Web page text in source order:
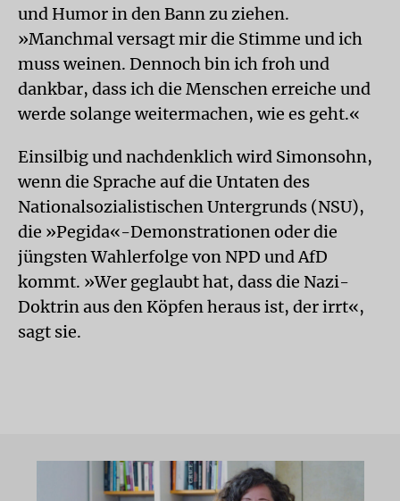
und Humor in den Bann zu ziehen.
»Manchmal versagt mir die Stimme und ich
muss weinen. Dennoch bin ich froh und
dankbar, dass ich die Menschen erreiche und
werde solange weitermachen, wie es geht.«
Einsilbig und nachdenklich wird Simonsohn,
wenn die Sprache auf die Untaten des
Nationalsozialistischen Untergrunds (NSU),
die »Pegida«-Demonstrationen oder die
jüngsten Wahlerfolge von NPD und AfD
kommt. »Wer geglaubt hat, dass die Nazi-
Doktrin aus den Köpfen heraus ist, der irrt«,
sagt sie.